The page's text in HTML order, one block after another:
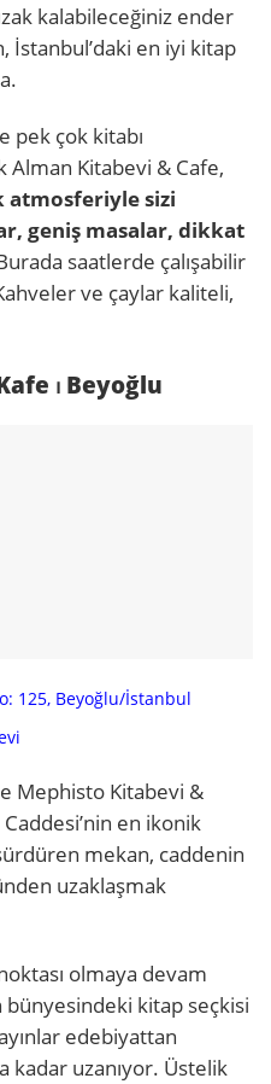
kalabileceğiniz ender
İstanbul’daki en iyi kitap
pek çok kitabı
Alman Kitabevi & Cafe,
atmosferiyle sizi
geniş masalar, dikkat
saatlerde çalışabilir
ve çaylar kaliteli,
⏐ Beyoğlu
125, Beyoğlu/İstanbul
Mephisto Kitabevi &
en ikonik
mekan, caddenin
uzaklaşmak
olmaya devam
bünyesindeki kitap seçkisi
edebiyattan
kadar uzanıyor. Üstelik